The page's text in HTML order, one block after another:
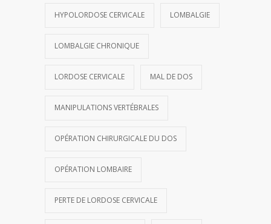
HYPOLORDOSE CERVICALE LOMBALGIE
LOMBALGIE CHRONIQUE
LORDOSE CERVICALE MAL DE DOS
MANIPULATIONS VERTÉBRALES
OPÉRATION CHIRURGICALE DU DOS
OPÉRATION LOMBAIRE
PERTE DE LORDOSE CERVICALE